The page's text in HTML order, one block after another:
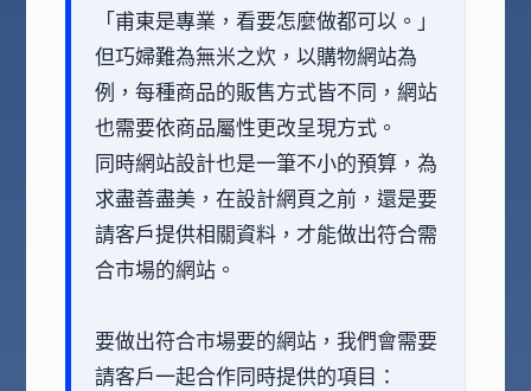
「甫東是專業，看要怎麼做都可以。」
但巧婦難為無米之炊，以購物網站為
例，每種商品的販售方式皆不同，網站
也需要依商品屬性更改呈現方式。
同時網站設計也是一筆不小的預算，為
求盡善盡美，在設計網頁之前，還是要
請客戶提供相關資料，才能做出符合需
合市場的網站。
要做出符合市場要的網站，我們會需要
請客戶一起合作同時提供的項目：